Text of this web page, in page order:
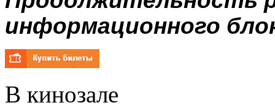
информационного
В кинозале